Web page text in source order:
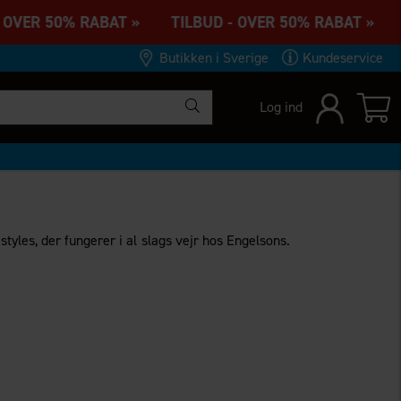
50% RABAT » TILBUD - OVER 50% RABAT
Butikken i Sverige Kundeservice
Log ind
der fungerer i al slags vejr hos Engelsons.